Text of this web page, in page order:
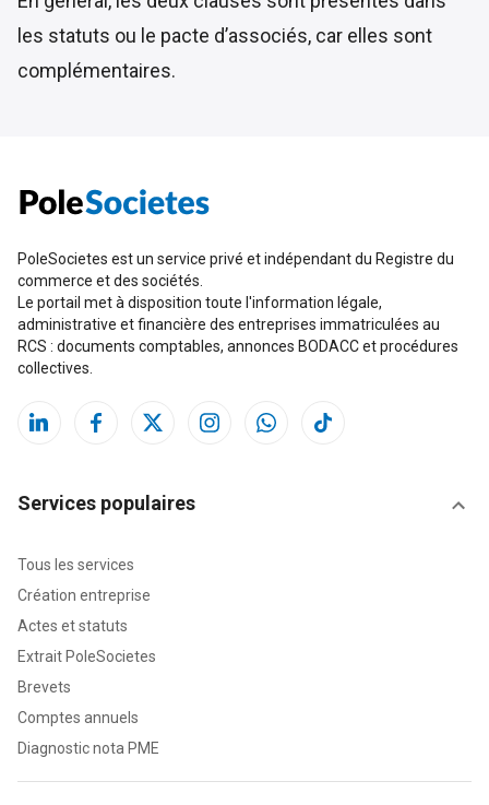
les statuts ou le pacte d’associés, car elles sont
complémentaires.
PoleSocietes est un service privé et indépendant du Registre du
commerce et des sociétés.
Le portail met à disposition toute l'information légale,
administrative et financière des entreprises immatriculées au
RCS : documents comptables, annonces BODACC et procédures
collectives.
Services populaires
Tous les services
Création entreprise
Actes et statuts
Extrait PoleSocietes
Brevets
Comptes annuels
Diagnostic nota PME